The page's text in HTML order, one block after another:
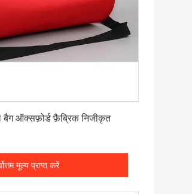
बैग ऑक्सफ़ोर्ड फ़ैब्रिक निजीकृत
मूल्य प्राप्त करें